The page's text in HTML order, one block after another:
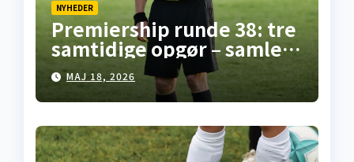
NYHEDER
Premiership runde 38: tre
samtidige opgør – samlet
overblik fra
skotskfodbold.dk
MAJ 18, 2026